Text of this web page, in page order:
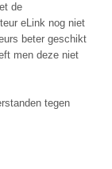
de
eLink nog niet
beter geschikt
men deze niet
tegen